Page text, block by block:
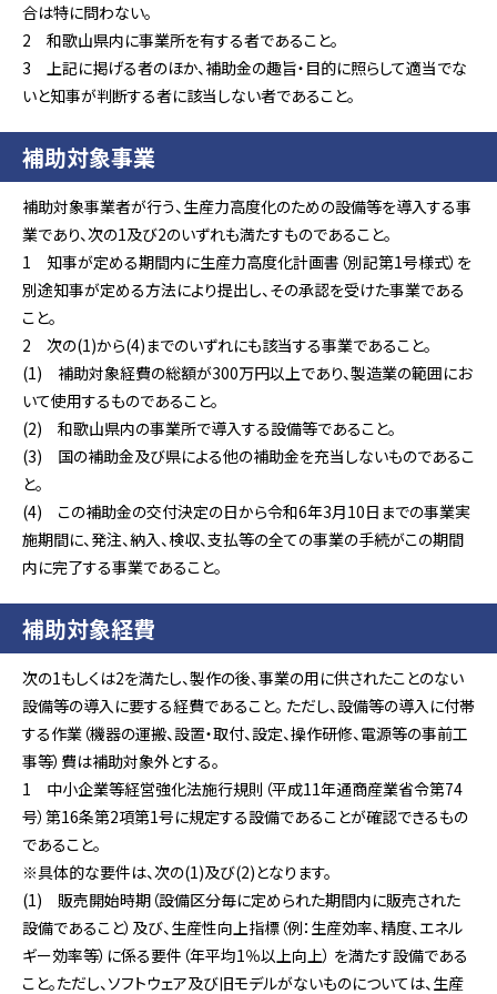
合は特に問わない。
2 和歌山県内に事業所を有する者であること。
3 上記に掲げる者のほか、補助金の趣旨・目的に照らして適当でな
いと知事が判断する者に該当しない者であること。
補助対象事業
補助対象事業者が行う、生産力高度化のための設備等を導入する事
業であり、次の1及び2のいずれも満たすものであること。
1 知事が定める期間内に生産力高度化計画書（別記第1号様式）を
別途知事が定める方法により提出し、その承認を受けた事業である
こと。
2 次の(1)から(4)までのいずれにも該当する事業であること。
(1) 補助対象経費の総額が300万円以上であり、製造業の範囲にお
いて使用するものであること。
(2) 和歌山県内の事業所で導入する設備等であること。
(3) 国の補助金及び県による他の補助金を充当しないものであるこ
と。
(4) この補助金の交付決定の日から令和6年3月10日までの事業実
施期間に、発注、納入、検収、支払等の全ての事業の手続がこの期間
内に完了する事業であること。
補助対象経費
次の1もしくは2を満たし、製作の後、事業の用に供されたことのない
設備等の導入に要する経費であること。 ただし、設備等の導入に付帯
する作業（機器の運搬、設置・取付、設定、操作研修、電源等の事前工
事等）費は補助対象外とする。
1 中小企業等経営強化法施行規則（平成11年通商産業省令第74
号）第16条第2項第1号に規定する設備であることが確認できるもの
であること。
※具体的な要件は、次の(1)及び(2)となります。
(1) 販売開始時期（設備区分毎に定められた期間内に販売された
設備であること）及び、生産性向上指標（例：生産効率、精度、エネル
ギー効率等）に係る要件（年平均1％以上向上） を満たす設備である
こと。ただし、ソフトウェア及び旧モデルがないものについては、生産